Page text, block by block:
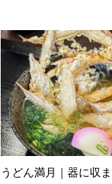
うどん満月｜器に収